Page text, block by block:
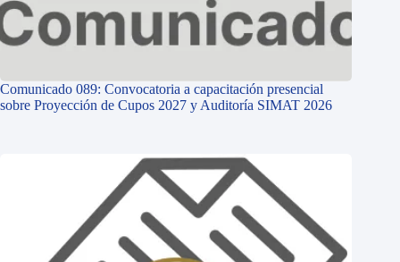
Comunicado 089: Convocatoria a capacitación presencial
sobre Proyección de Cupos 2027 y Auditoría SIMAT 2026